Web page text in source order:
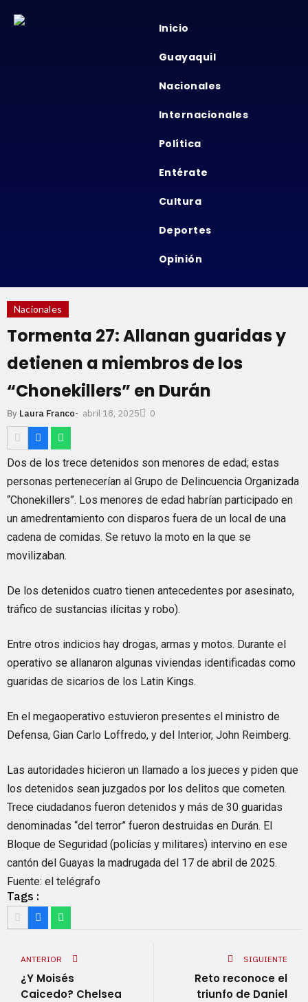
Inicio
Guayaquil
Nacionales
Internacionales
Política
Entérate
Cultura
Deportes
Opinión
Nacionales
Tormenta 27: Allanan guaridas y
detienen a miembros de los
“Chonekillers” en Durán
By Laura Franco- abril 18, 2025 0
Dos de los trece detenidos son menores de edad; estas
personas pertenecerían al Grupo de Delincuencia Organizada
“Chonekillers”. Los menores de edad habrían participado en
un amedrentamiento con disparos fuera de un local de una
cadena de comidas. Se retuvo la moto en la que se
movilizaban.
De los detenidos cuatro tienen antecedentes por asesinato,
tráfico de sustancias ilícitas y robo).
Entre otros indicios hay drogas, armas y motos. Durante el
operativo se allanaron algunas viviendas identificadas como
guaridas de sicarios de los Latin Kings.
En el megaoperativo estuvieron presentes el ministro de
Defensa, Gian Carlo Loffredo, y del Interior, John Reimberg.
Las autoridades hicieron un llamado a los jueces y piden que
los detenidos sean juzgados por los delitos que cometen.
Trece ciudadanos fueron detenidos y más de 30 guaridas
denominadas “del terror” fueron destruidas en Durán. El
Bloque de Seguridad (policías y militares) intervino en ese
cantón del Guayas la madrugada del 17 de abril de 2025.
Fuente: el telégrafo
Tags :
ANTERIOR
¿Y Moisés
Caicedo? Chelsea
SIGUIENTE
Reto reconoce el
triunfo de Daniel